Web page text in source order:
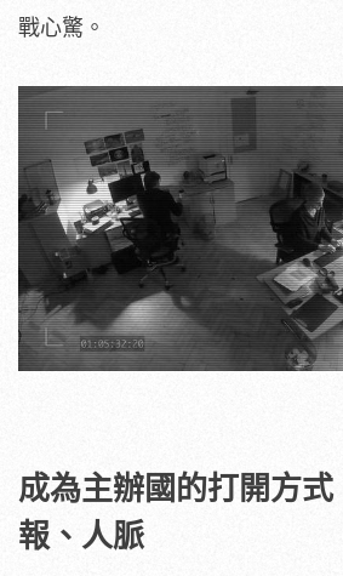
戰心驚。
成為主辦國的打開方
報、人脈